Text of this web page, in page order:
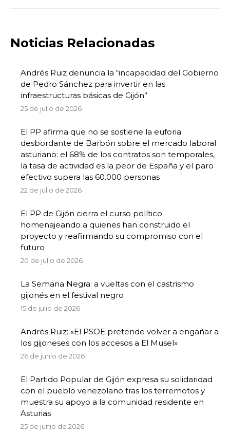
Noticias Relacionadas
Andrés Ruiz denuncia la “incapacidad del Gobierno
de Pedro Sánchez para invertir en las
infraestructuras básicas de Gijón”
25 de julio de 2026
El PP afirma que no se sostiene la euforia
desbordante de Barbón sobre el mercado laboral
asturiano: el 68% de los contratos son temporales,
la tasa de actividad es la peor de España y el paro
efectivo supera las 60.000 personas
22 de julio de 2026
El PP de Gijón cierra el curso político
homenajeando a quienes han construido el
proyecto y reafirmando su compromiso con el
futuro
20 de julio de 2026
La Semana Negra: a vueltas con el castrismo
gijonés en el festival negro
15 de julio de 2026
Andrés Ruiz: «El PSOE pretende volver a engañar a
los gijoneses con los accesos a El Musel»
26 de junio de 2026
El Partido Popular de Gijón expresa su solidaridad
con el pueblo venezolano tras los terremotos y
muestra su apoyo a la comunidad residente en
Asturias
25 de junio de 2026